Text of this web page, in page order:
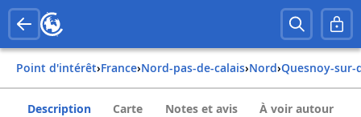
Point d'intérêt› france› nord-pas-de-calais› nord› quesnoy-
Description Carte Notes et avis À voir autour